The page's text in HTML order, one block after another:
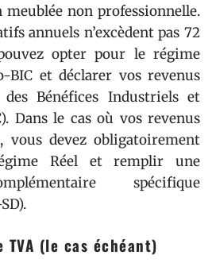
non professionnelle.
annuels n’excèdent pas 72
opter pour le régime
et déclarer vos revenus
Bénéfices Industriels et
Dans le cas où vos revenus
vous devez obligatoirement
Réel et remplir une
spécifique
(le cas échéant)